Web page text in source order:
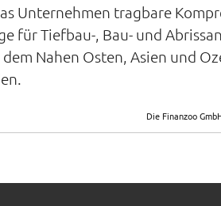
Unternehmen tragbare
für Tiefbau-, Bau- und
Nahen Osten, Asien und
Die Finanzoo